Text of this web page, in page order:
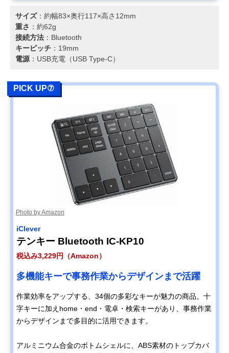
サイズ：約幅83×奥行117×高さ12mm
重さ ：約62g
接続方法 ：Bluetooth
キーピッチ ：19mm
電源 ：USB充電（USB Type-C）
PICK UP⑦
Photo by Amazon
iClever
テンキー Bluetooth IC-KP10
税込み3,229円（Amazon）
多機能キーで事務作業からデザインまで活躍
作業効率をアップする、34個の多彩なキーが魅力の商品。十
字キーに加えhome・end・電卓・検索キーがあり、事務作業
からデザインまで多目的に活用できます。
アルミニウム合金のボトムシェルに、ABS素材のトップカバ